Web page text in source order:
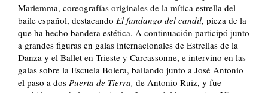
Mariemma, coreografías originales de la mítica estrella del
baile español, destacando El fandango del candil, pieza de la
que ha hecho bandera estética. A continuación participó junto
a grandes figuras en galas internacionales de Estrellas de la
Danza y el Ballet en Trieste y Carcassonne, e intervino en las
galas sobre la Escuela Bolera, bailando junto a José Antonio
el paso a dos Puerta de Tierra, de Antonio Ruiz, y fue